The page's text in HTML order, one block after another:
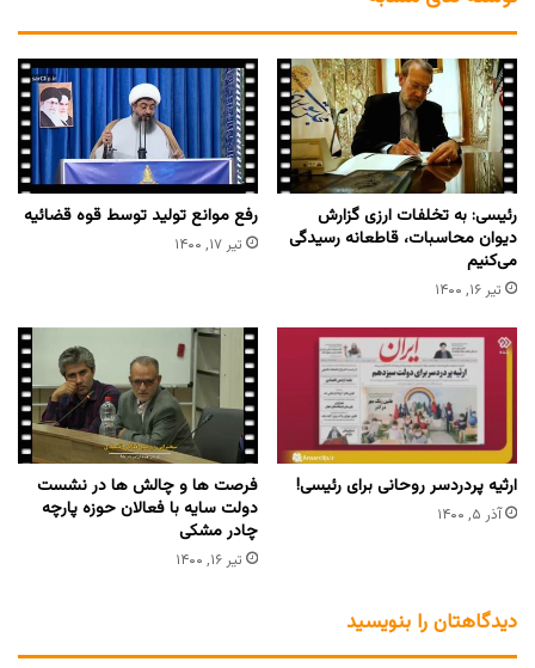
رئیسی: به تخلفات ارزی گزارش
دیوان محاسبات، قاطعانه رسیدگی
می‌کنیم
تیر ۱۶, ۱۴۰۰
رفع موانع تولید توسط قوه قضائیه
تیر ۱۷, ۱۴۰۰
ارثیه پردردسر روحانی برای رئیسی!
آذر ۵, ۱۴۰۰
فرصت ها و چالش ها در نشست
دولت سایه با فعالان حوزه پارچه
چادر مشکی
تیر ۱۶, ۱۴۰۰
دیدگاهتان را بنویسید